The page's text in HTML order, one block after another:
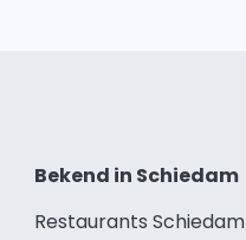
Bekend in Schiedam
Restaurants Schiedam